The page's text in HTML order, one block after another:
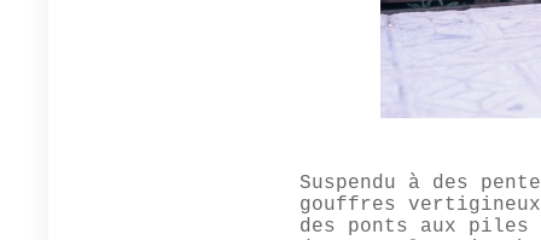
Suspendu à des
gouffres
des ponts aux piles